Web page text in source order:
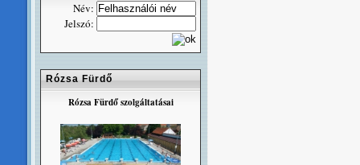
Név:
Jelszó:
Rózsa Fürdő
Rózsa Fürdő szolgáltatásai